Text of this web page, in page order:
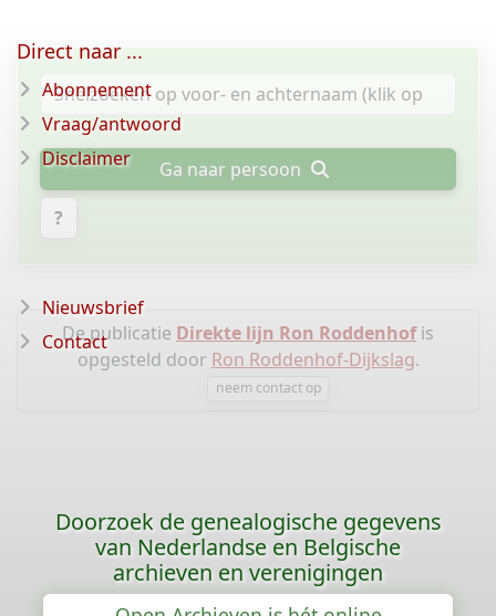
Ga naar persoon
?
De publicatie Direkte lijn Ron Roddenhofis
opgesteld door Ron Roddenhof-Dijkslag.
neem contact op
Direct naar ...
Abonnement
Vraag/antwoord
Disclaimer
Nieuwsbrief
Contact
Doorzoek de genealogische gegevens
van Nederlandse en Belgische
archieven en verenigingen